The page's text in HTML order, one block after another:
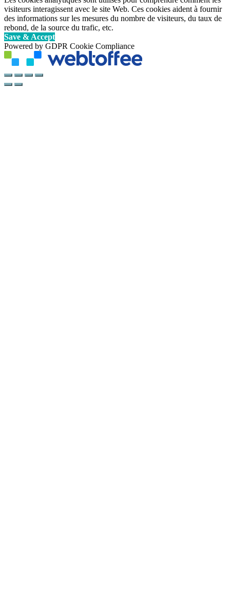
visiteurs interagissent avec le site Web. Ces cookies aident à fournir
des informations sur les mesures du nombre de visiteurs, du taux de
rebond, de la source du trafic, etc.
Save & Accept
Powered by GDPR Cookie Compliance